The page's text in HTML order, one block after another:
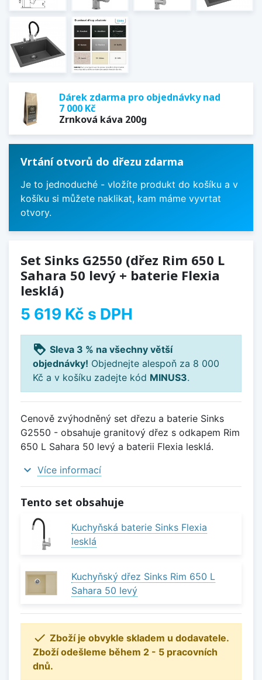
Dárek zdarma pro objednávky nad
7 000 Kč
Zrnková káva 200g
Vrtání otvorů do dřezu zdarma
Je to jednoduché - vložíte produkt do košíku a v
košíku si můžete naklikat, kam máme vyvrtat
otvory.
Set Sinks G2550 (dřez Rim 650 L
Sahara 50 levý + baterie Flexia
lesklá)
5 619 Kč s DPH
loyalty Sleva 3 % na všechny větší
objednávky! Objednejte alespoň za 8 000
Kč a v košíku zadejte kód MINUS3.
Cenově zvýhodněný set dřezu a baterie Sinks
G2550 - obsahuje granitový dřez s odkapem Rim
650 L Sahara 50 levý a baterii Flexia lesklá.
expand_more Více informací
Tento set obsahuje
Kuchyňská baterie Sinks Flexia
lesklá
Kuchyňský dřez Sinks Rim 650 L
Sahara 50 levý
 Zboží je obvykle skladem u dodavatele.
Zboží odešleme během 2 - 5 pracovních
dnů.